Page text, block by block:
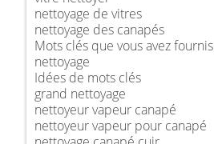
nettoyage de vitres
nettoyage des canapés
Mots clés que vous avez fournis
nettoyage
Idées de mots clés
grand nettoyage
nettoyeur vapeur canapé
nettoyeur vapeur pour canapé